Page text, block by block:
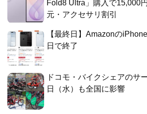
Fold8 Ultra」購入で15,000
元・アクセサリ割引
【最終日】Amazonの
日で終了
ドコモ・バイクシェアのサ
日（水）も全国に影響